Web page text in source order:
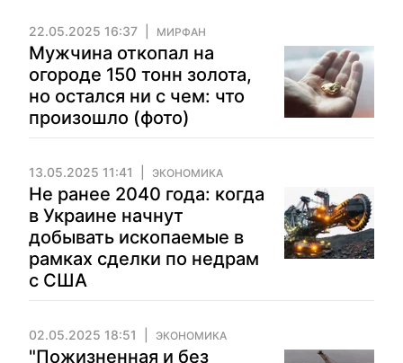
22.05.2025 16:37 МИРФАН
Мужчина откопал на
огороде 150 тонн золота,
но остался ни с чем: что
произошло (фото)
13.05.2025 11:41 ЭКОНОМИКА
Не ранее 2040 года: когда
в Украине начнут
добывать ископаемые в
рамках сделки по недрам
с США
02.05.2025 18:51 ЭКОНОМИКА
"Пожизненная и без